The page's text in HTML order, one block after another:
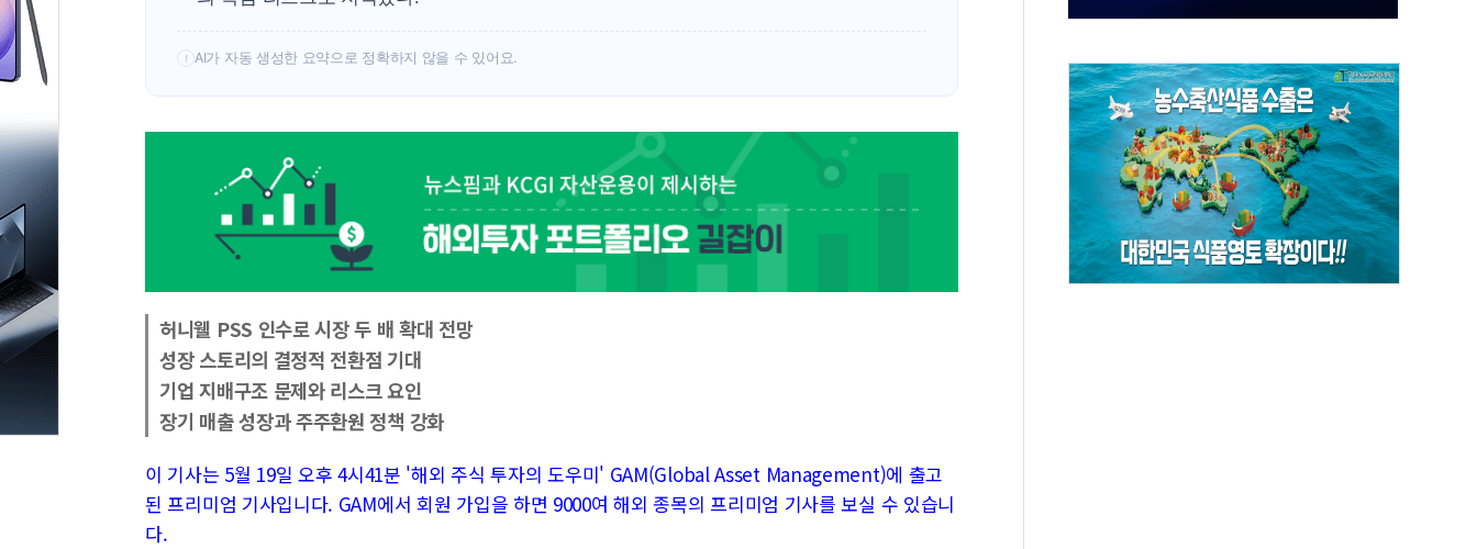
! AI가 자동 생성한 요약으로 정확하지 않을 수 있어요.
허니웰 PSS 인수로 시장 두 배 확대 전망
성장 스토리의 결정적 전환점 기대
기업 지배구조 문제와 리스크 요인
장기 매출 성장과 주주환원 정책 강화
이 기사는 5월 19일 오후 4시41분 '해외 주식 투자의 도우미' GAM(Global Asset Management)에 출고
된 프리미엄 기사입니다. GAM에서 회원 가입을 하면 9000여 해외 종목의 프리미엄 기사를 보실 수 있습니
다.